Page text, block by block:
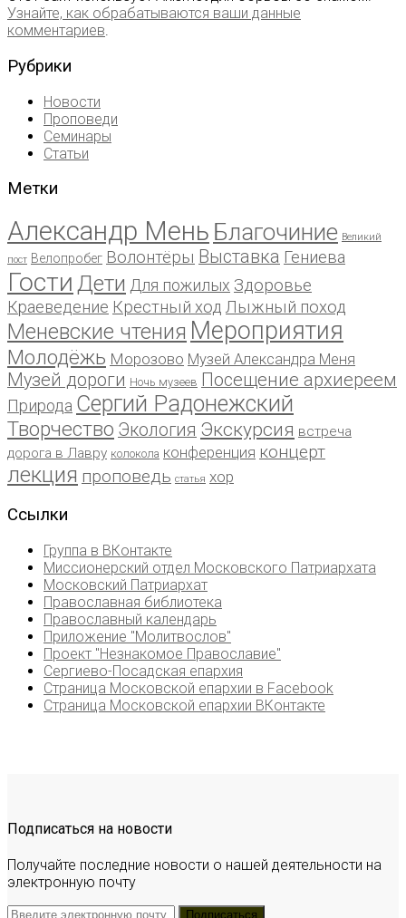
Узнайте, как обрабатываются ваши данные
комментариев.
Рубрики
Новости
Проповеди
Семинары
Статьи
Метки
Александр Мень Благочиние Великий
пост Велопробег Волонтёры Выставка Гениева
Гости Дети Для пожилых Здоровье
Краеведение Крестный ход Лыжный поход
Меневские чтения Мероприятия
Молодёжь Морозово Музей Александра Меня
Музей дороги Ночь музеев Посещение архиереем
Природа Сергий Радонежский
Творчество Экология Экскурсия встреча
дорога в Лавру колокола конференция концерт
лекция проповедь статья хор
Ссылки
Группа в ВКонтакте
Миссионерский отдел Московского Патриархата
Московский Патриархат
Православная библиотека
Православный календарь
Приложение "Молитвослов"
Проект "Незнакомое Православие"
Сергиево-Посадская епархия
Страница Московской епархии в Facebook
Страница Московской епархии ВКонтакте
Подписаться на новости
Получайте последние новости о нашей деятельности на
электронную почту